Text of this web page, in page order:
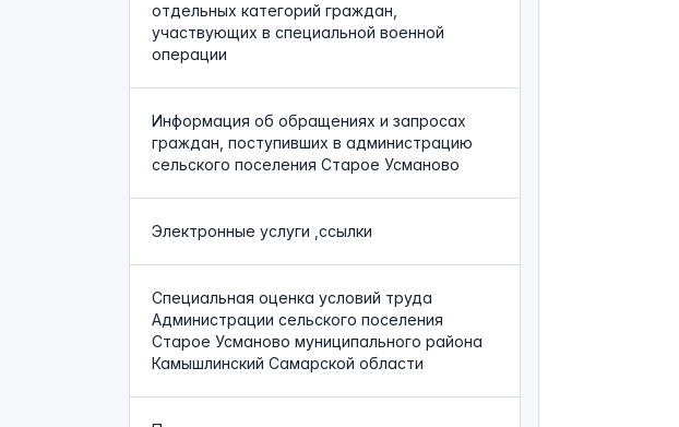
отдельных категорий граждан,
участвующих в специальной военной
операции
Информация об обращениях и запросах
граждан, поступивших в администрацию
сельского поселения Старое Усманово
Электронные услуги ,ссылки
Специальная оценка условий труда
Администрации сельского поселения
Старое Усманово муниципального района
Камышлинский Самарской области